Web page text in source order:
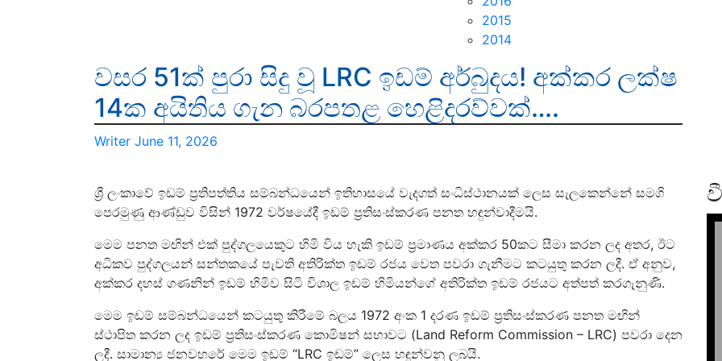
2015
2014
වසර 51ක් පුරා සිදු වූ LRC ඉඩම් අර්බුදය! අක්කර ලක්ෂ
14ක අයිතිය ගැන බරපතළ හෙළිදරව්වක්….
Writer June 11, 2026
ශ්‍රී ලංකාවේ ඉඩම් ප්‍රතිපත්තිය සම්බන්ධයෙන් ඉතිහාසයේ වැදගත් සංධිස්ථානයක් ලෙස සැලකෙන්නේ සමගි
පෙරමුණු ආණ්ඩුව විසින් 1972 වර්ෂයේදී ඉඩම් ප්‍රතිසංස්කරණ පනත හඳුන්වාදීමයි.
මෙම පනත මඟින් එක් පුද්ගලයෙකුට හිමි විය හැකි ඉඩම් ප්‍රමාණය අක්කර 50කට සීමා කරන ලද අතර, ඊට
අධිකව පුද්ගලයන් සන්තකයේ පැවති අතිරික්ත ඉඩම් රජය වෙත පවරා ගැනීමට කටයුතු කරන ලදී. ඒ අනුව,
අක්කර දහස් ගණනින් ඉඩම් හිමිව සිටි විශාල ඉඩම් හිමියන්ගේ අතිරික්ත ඉඩම් රජයට අත්පත් කරගැනුණි.
මෙම ඉඩම් සම්බන්ධයෙන් කටයුතු කිරීමේ බලය 1972 අංක 1 දරණ ඉඩම් ප්‍රතිසංස්කරණ පනත මඟින්
ස්ථාපිත කරන ලද ඉඩම් ප්‍රතිසංස්කරණ කොමිෂන් සභාවට (Land Reform Commission – LRC) පවරා දෙන
ලදී. සාමාන්‍ය ජනවහරේ මෙම ඉඩම් “LRC ඉඩම්” ලෙස හඳුන්වනු ලබයි.